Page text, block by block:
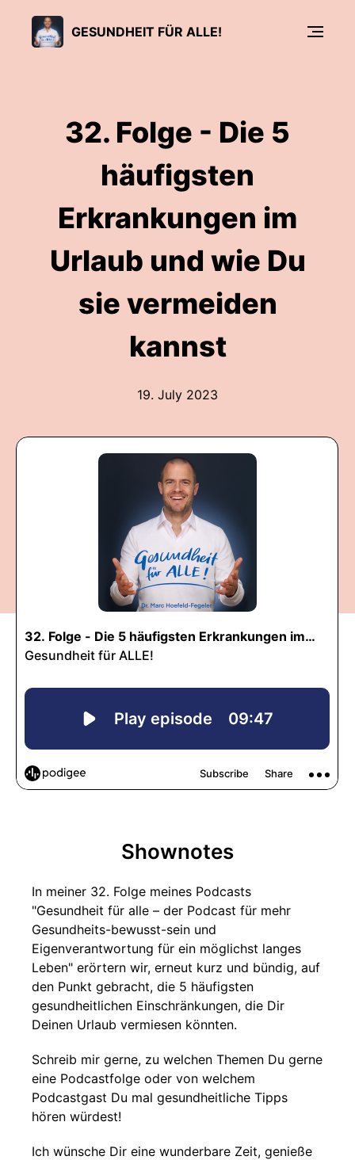
GESUNDHEIT FÜR ALLE!
32. Folge - Die 5
häufigsten
Erkrankungen im
Urlaub und wie Du
sie vermeiden
kannst
19. July 2023
Shownotes
In meiner 32. Folge meines Podcasts
"Gesundheit für alle – der Podcast für mehr
Gesundheits-bewusst-sein und
Eigenverantwortung für ein möglichst langes
Leben" erörtern wir, erneut kurz und bündig, auf
den Punkt gebracht, die 5 häufigsten
gesundheitlichen Einschränkungen, die Dir
Deinen Urlaub vermiesen könnten.
Schreib mir gerne, zu welchen Themen Du gerne
eine Podcastfolge oder von welchem
Podcastgast Du mal gesundheitliche Tipps
hören würdest!
Ich wünsche Dir eine wunderbare Zeit, genieße